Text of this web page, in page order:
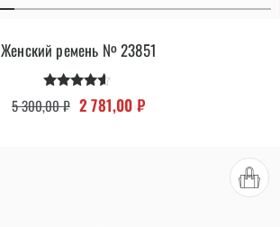
Женский ремень № 23851
Оценка
4.38
5 300,00₽ Первоначальная цена
2 781,00 ₽Текущая цена: 2